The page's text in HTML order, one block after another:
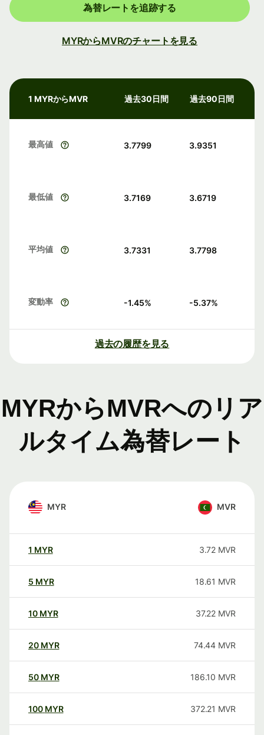
為替レートを追跡する
MYRからMVRのチャートを見る
1 MYRからMVR 過去30日間 過去90日間
最高値 3.7799 3.9351
最低値 3.7169 3.6719
平均値 3.7331 3.7798
変動率 -1.45% -5.37%
過去の履歴を見る
MYRからMVRへのリア
ルタイム為替レート
MYR MVR
1 MYR 3.72 MVR
5 MYR 18.61 MVR
10 MYR 37.22 MVR
20 MYR 74.44 MVR
50 MYR 186.10 MVR
100 MYR 372.21 MVR